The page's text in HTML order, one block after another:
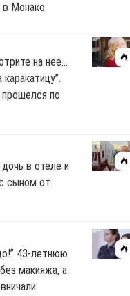
Монако
на нее…
по
в отеле и
сыном от
43-летнюю
макияжа, а